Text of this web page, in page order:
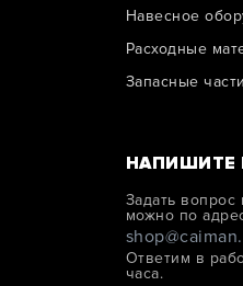
Навесное
Расходные
Запасные части
НАПИШИТЕ
Задать
можно по
Ответим в
часа.